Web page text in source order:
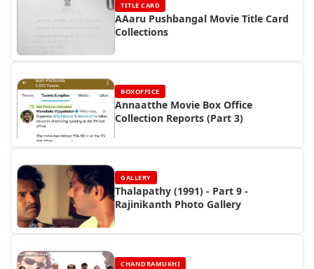
TITLE CARD
AAaru Pushbangal Movie Title Card
Collections
BOXOFFICE
Annaatthe Movie Box Office
Collection Reports (Part 3)
GALLERY
Thalapathy (1991) - Part 9 -
Rajinikanth Photo Gallery
CHANDRAMUKHI